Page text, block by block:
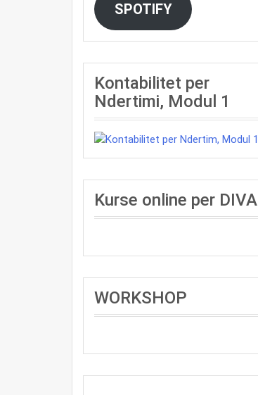
SPOTIFY
Kontabilitet per
Ndertimi, Modul 1
Kurse online per DIVA
WORKSHOP